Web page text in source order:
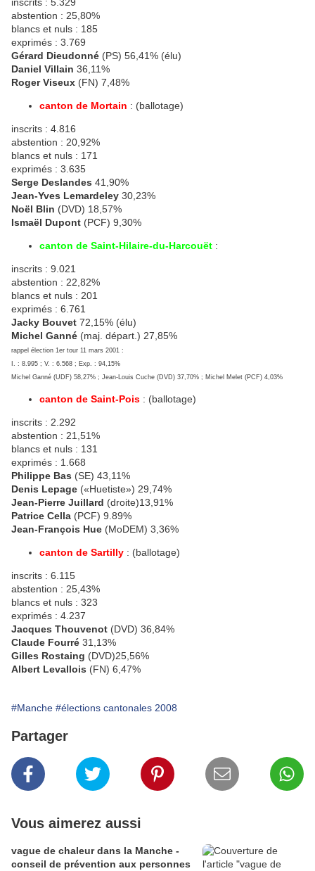
abstention : 25,80%
blancs et nuls : 185
exprimés : 3.769
Gérard Dieudonné (PS) 56,41% (élu)
Daniel Villain 36,11%
Roger Viseux (FN) 7,48%
canton de Mortain : (ballotage)
inscrits : 4.816
abstention : 20,92%
blancs et nuls : 171
exprimés : 3.635
Serge Deslandes 41,90%
Jean-Yves Lemardeley 30,23%
Noël Blin (DVD) 18,57%
Ismaël Dupont (PCF) 9,30%
canton de Saint-Hilaire-du-Harcouët :
inscrits : 9.021
abstention : 22,82%
blancs et nuls : 201
exprimés : 6.761
Jacky Bouvet 72,15% (élu)
Michel Ganné (maj. départ.) 27,85%
rappel élection 1er tour 11 mars 2001 :
I. : 8.995 ; V. : 6.568 ; Exp. : 94,15%
Michel Ganné (UDF) 58,27% ; Jean-Louis Cuche (DVD) 37,70% ; Michel Melet (PCF) 4,03%
canton de Saint-Pois : (ballotage)
inscrits : 2.292
abstention : 21,51%
blancs et nuls : 131
exprimés : 1.668
Philippe Bas (SE) 43,11%
Denis Lepage («Huetiste») 29,74%
Jean-Pierre Juillard (droite)13,91%
Patrice Cella (PCF) 9.89%
Jean-François Hue (MoDEM) 3,36%
canton de Sartilly : (ballotage)
inscrits : 6.115
abstention : 25,43%
blancs et nuls : 323
exprimés : 4.237
Jacques Thouvenot (DVD) 36,84%
Claude Fourré 31,13%
Gilles Rostaing (DVD)25,56%
Albert Levallois (FN) 6,47%
#Manche #élections cantonales 2008
Partager
Vous aimerez aussi
vague de chaleur dans la Manche -
conseil de prévention aux personnes